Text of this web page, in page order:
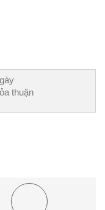
thuận